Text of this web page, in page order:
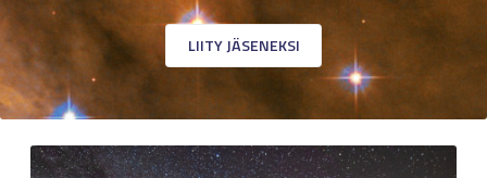
LIITY JÄSENEKSI